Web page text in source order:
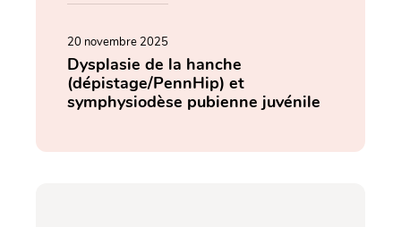
20 novembre 2025
Dysplasie de la hanche
(dépistage/PennHip) et
symphysiodèse pubienne juvénile